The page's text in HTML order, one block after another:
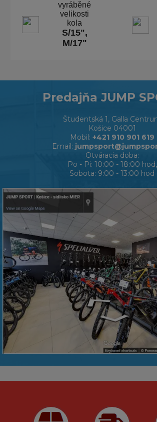
vyráběné
velikosti
kola
S/15",
M/17"
Predajňa JUMP
Študentská 1, Galla
Košice 04001
Mobil: +421 910 901 619
Email:
Otváracia doba:
Po - Pi: 10:00 - 18:00 hod,
Sobota: 9:00 - 13:00 hod